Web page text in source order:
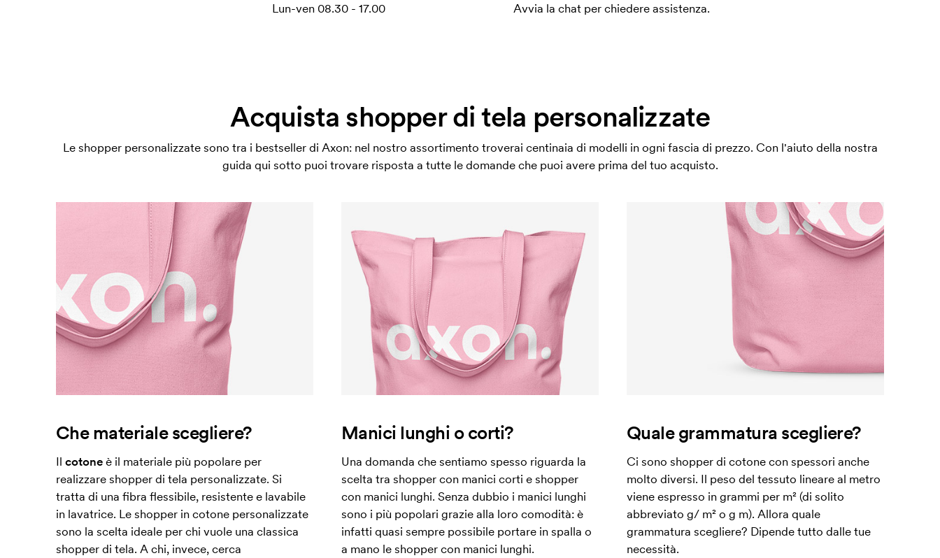
Lun-ven 08.30 - 17.00 Avvia la chat per chiedere assistenza.
Acquista shopper di tela personalizzate
Le shopper personalizzate sono tra i bestseller di Axon: nel nostro assortimento troverai centinaia di modelli in ogni fascia di prezzo. Con l'aiuto della nostra
guida qui sotto puoi trovare risposta a tutte le domande che puoi avere prima del tuo acquisto.
Che materiale scegliere?
Il cotoneè il materiale più popolare per
realizzare shopper di tela personalizzate. Si
tratta di una fibra flessibile, resistente e lavabile
in lavatrice. Le shopper in cotone personalizzate
sono la scelta ideale per chi vuole una classica
shopper di tela. A chi, invece, cerca
Manici lunghi o corti?
Una domanda che sentiamo spesso riguarda la
scelta tra shopper con manici corti e shopper
con manici lunghi. Senza dubbio i manici lunghi
sono i più popolari grazie alla loro comodità: è
infatti quasi sempre possibile portare in spalla o
a mano le shopper con manici lunghi.
Quale grammatura scegliere?
Ci sono shopper di cotone con spessori anche
molto diversi. Il peso del tessuto lineare al metro
viene espresso in grammi per m² (di solito
abbreviato g/ m² o g m). Allora quale
grammatura scegliere? Dipende tutto dalle tue
necessità.